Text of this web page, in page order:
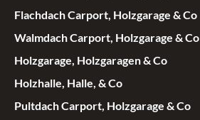
Flachdach Carport, Holzgarage & Co
Walmdach Carport, Holzgarage & Co
Holzgarage, Holzgaragen & Co
Holzhalle, Halle, & Co
Pultdach Carport, Holzgarage & Co